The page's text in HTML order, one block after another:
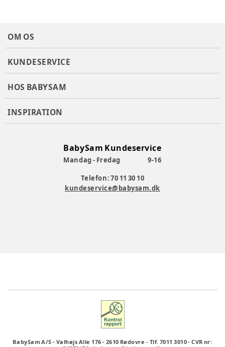
OM OS
KUNDESERVICE
HOS BABYSAM
INSPIRATION
BabySam Kundeservice
Mandag - Fredag
9-16
Telefon: 70 11 30 10
kundeservice@babysam.dk
BabySam A/S - Valhøjs Alle 176 - 2610 Rødovre - Tlf. 7011 3010-CVR nr: